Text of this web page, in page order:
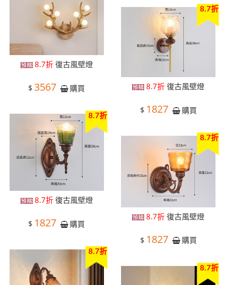
8.7折復古風壁燈
$ 3567 購買
8.7折
8.7折 復古風壁燈
$ 1827 購買
8.7折
8.7折復古風壁燈
$ 1827 購買
8.7折
8.7折 復古風壁燈
$ 1827 購買
8.7折
8.7折